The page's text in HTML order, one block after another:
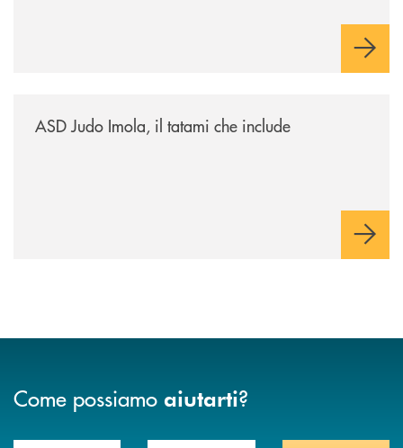
ASD Judo Imola, il tatami che include
Come possiamo aiutarti?